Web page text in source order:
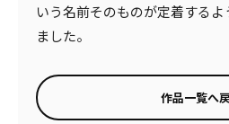
いう名前そのものが定着する
ました。
作品一覧へ